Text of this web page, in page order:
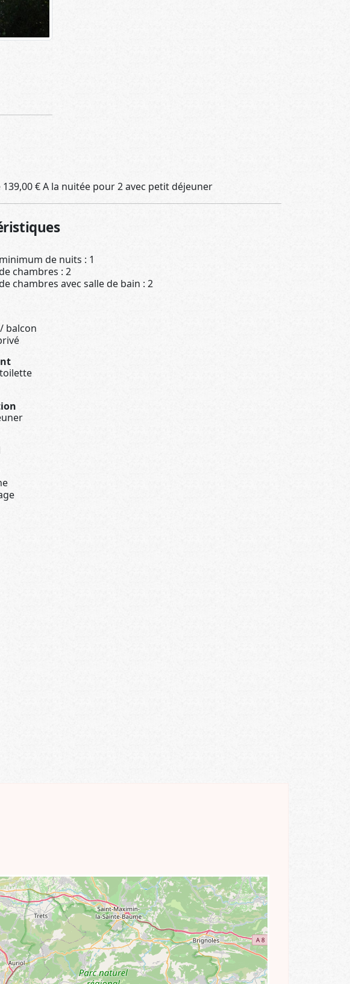
€ A la nuitée pour 2 avec petit déjeuner
de nuits : 1
chambres : 2
chambres avec salle de bain : 2
balcon